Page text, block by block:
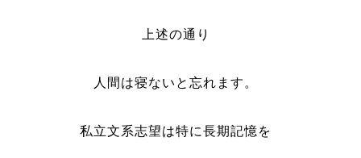
上述の通り
人間は寝ないと忘れます。
私立文系志望は特に長期記憶を